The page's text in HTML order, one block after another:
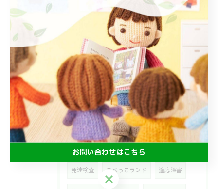
タグ Tags
在宅 PTSD 放デイ
ＬＤ ショートステイ 移動支援
保育所等訪問支援 学童保育 睡眠障害
うつ 双極性障害 高次機能障害
精神保健福祉士 支援学校
なかよし学級 こだわりが強い
発達検査 こべっこランド 適応障害
お問い合わせはこちら
お問い合わせはこちら